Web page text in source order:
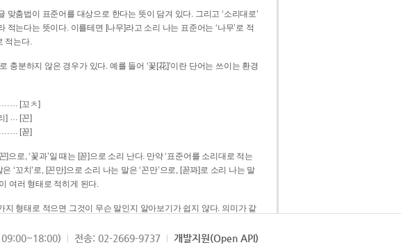
맞춤법이 표준어를 대상으로 한다는 뜻이 담겨 있다. 그리고 ‘소리대로’
소리 나는 표준어는 ‘나무’로 적
적는다.
충분하지 않은 경우가 있다. 예를 들어 ‘꽃[花]’이란 단어는 쓰이는 환경
[꼬ㅊ]
] … [꼰]
[꼳]
]으로, ‘꽃과’일 때는 [꼳]으로 소리 난다. 만약 ‘표준어를 소리대로 적는
, [꼳꽈]로 소리 나는 말
여러 형태로 적히게 된다.
지 형태로 적으면 그것이 무슨 말인지 알아보기가 쉽지 않다. 의미가 같
.09:00~18:00) 전송: 02-2669-9737 개발지원(Open API)